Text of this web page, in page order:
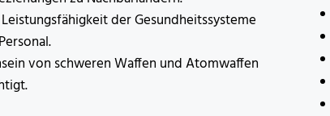
der Gesundheitssysteme
von schweren Waffen und Atomwaffen